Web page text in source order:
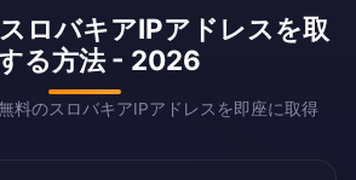
ロバキアIPアドレスを取
る方法 - 2026
料のスロバキアIPアドレスを即座に取得